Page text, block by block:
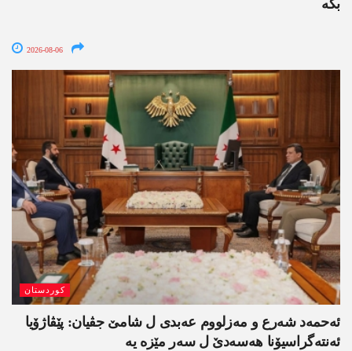
بکە
2026-08-06
کوردستان
ئەحمەد شەرع و مەزلووم عەبدی ل شامێ جڤیان: پێڤاژۆیا
ئەنتەگراسیۆنا ھەسەدێ ل سەر مێزە یە